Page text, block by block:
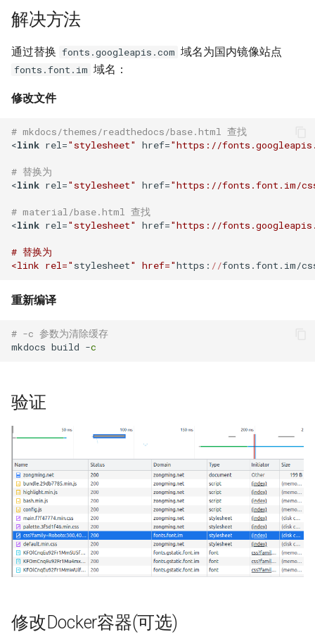
如何自定义 phpmyadmin 镜
如何设置 supervisor 管理的
子程序只运行一次？
如何创建 Memcached 容器？
如何解决Docker环境时区问
题？
如何解决 Docker容器中文乱
码？
如何自定义带有Windows字体
Docker build镜像 cache的副
如何将 Docker 容器日志记录
crontab
DockerFile COPY绝对路径报
错
Docker 数据卷
如何使用docker-php-ext-
diff 与 patch 命令
CentOS 7 网卡配置多个IP地
址
使用 Pecl 安装 mongo驱动
CentOS 7 部署 Tomcat9
Linux系统fstab文件
Samba 配置共享
CentOS 7 开机运行脚本
Selinux
CentOS 7 配置网络
CentOS 7 扩展root根分区
清除Linux系统登陆信息
supervisord 命令
Kubernetes 好伙伴 Rancher
2.x
通过 Ingress 访问K8S内部应
用
环境
Docker？
如何使用 Docker-Compose
部署 Django 项目？
如何使用 Docker-Compose
如何使用 Docker-Compose
如何使用 Rancher 打造一个私
编排 Gogs 应用？
如何使用 Docker-Compose
部署 PHP 项目？
使用 Docker-Compose 部署
Harbor 仓库
CloudStack 方向比努力更重
要
IDC应用虚拟化技术计划
13.2
XenServer tapdisk
experienced an error
XenServer 6.5 更新补丁
Windows Server 2008R2 配置
NFS存储超时导致XenServer
Intel I/O虚拟分配技术(VT-d)
XenServer 6.5
XenServer 使用命令行更新补
丁
XenServer 设置虚拟机CPU权
重
XenServer 重置root账户密码
化(HVM)
Nginx HA(Keepalived)
Nginx 持续连接超时时间
Nginx 设置404页面
Nginx 配置防盗链功能
Nginx 添加模块
Nginx 反向代理与负载均衡
Nginx rewrite指令
Haproxy 配置SSL证书
SSL证书
Haproxy 日志
Squid 正向代理
Squid refresh_pattern 指令
数据
SQLSTATE 2002 No such file
Mysql status状态信息
Mysql truncate 清空表数据
Mysql explain 分析慢查询
have equal MySQL server
UUIDs
使用 Shell 批量更改 Mysql表
使用 phpMyAdmin 查询
Mysql read_only 只读数据库
Mysql count()函数
Mysql sleep()函数
Postgresql 导出与导入示例
redis 常用命令
Mysql innodb replication
Ubuntu 移除cnnic证书
连接远程桌面无法复制粘贴
Ubuntu 安装 pip3
Ubuntu 14.04 使用移动4G网络
Ubuntu 14.04 固态磁盘配置
Trim
Remmina 连接VNC远程桌面
如何退出 telnet 会话？
Ubuntu 14.04 安装字体
Ubuntu 14.04 使用搜狗输入法
Ubuntu 获取笔记本硬件温度
Ubuntu 使用iftop查看网络流
量
使用iotop找到占用磁盘io的进
程
Ubuntu 关闭 Swap
iptables
Cisco 交换机常用命令
Cisco 局域网络设计示例
tcpdump 抓包工具
Zabbix Too Many Processes
Zabbix 配置邮件报警
使用 CentOS 部署 zabbix监控
Zabbix 设置Agent脚本超时时
间
Zabbix 监控磁盘IO
zabbix_get 采集数据空值
Zabbix Appliance
Linux 配置iSCSI服务器
Windows 设置帐户锁定策略
Windows Server 关闭的数据
执行保护(DEP)
Windows Server 2003 配置用
户单会话
Windows diskpart 命令
Windows 动态卷
如何估算网站RPS峰值？
使用iDrac7更新Dell服务器
BIOS
使用CDN为网站加速
HP_DL_160 内存条安装顺序
Postfix Open Relay
Intel XEON L/E/X/W 系列区
别
测试 iDRAC6(7) 远程控制卡
解决方法
通过替换 fonts.googleapis.com 域名为国内镜像站点
fonts.font.im 域名：
修改文件
# mkdocs/themes/readthedocs/base.html 查找
<link rel="stylesheet" href="https://
# 替换为
<link rel="stylesheet" href="https://fonts.font.im/
# material/base.html 查找
<link rel="stylesheet" href="https://
# 替换为
<link rel=" stylesheet" href="https: //
重新编译
# -c 参数为清除缓存
mkdocs build -c
验证
修改Docker容器(可选)